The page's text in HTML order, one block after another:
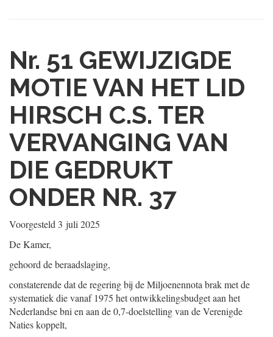
Nr. 51 GEWIJZIGDE
MOTIE VAN HET LID
HIRSCH C.S. TER
VERVANGING VAN
DIE GEDRUKT
ONDER NR. 37
Voorgesteld 3 juli 2025
De Kamer,
gehoord de beraadslaging,
constaterende dat de regering bij de Miljoenennota brak met de
systematiek die vanaf 1975 het ontwikkelingsbudget aan het
Nederlandse bni en aan de 0,7-doelstelling van de Verenigde
Naties koppelt,